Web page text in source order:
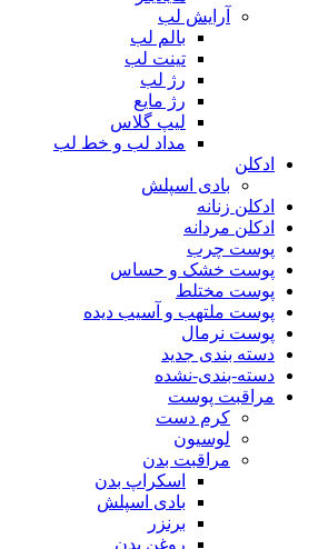
آرایش لب
بالم لب
تینت لب
رژ لب
رژ مایع
لیپ گلاس
مداد لب و خط لب
ادکلن
بادی اسپلش
ادکلن زنانه
ادکلن مردانه
پوست چرب
پوست خشک و حساس
پوست مختلط
پوست ملتهب و آسیب دیده
پوست نرمال
دسته بندی جدید
دسته-بندی-نشده
مراقبت پوست
کرم دست
لوسیون
مراقبت بدن
اسکراپ بدن
بادی اسپلش
برنزر
روغن بدن